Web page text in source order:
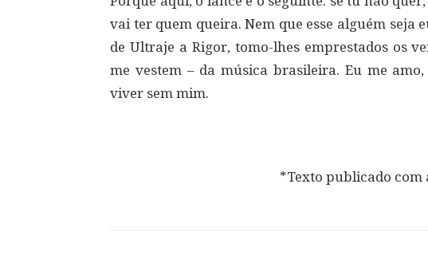
vai ter quem queira. Nem que esse alguém seja
de Ultraje a Rigor, tomo-lhes emprestados os
me vestem – da música brasileira. Eu me
viver sem mim.
*Texto publicado com